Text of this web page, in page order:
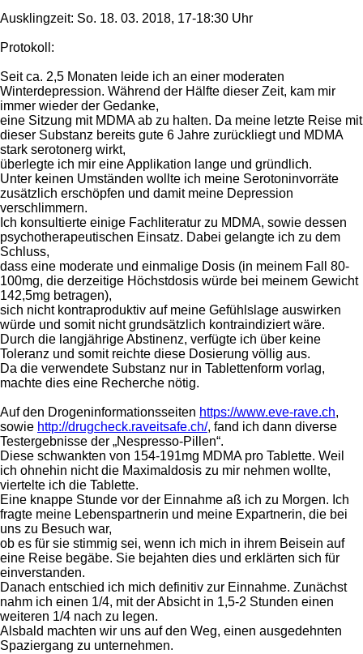
Ausklingzeit: So. 18. 03. 2018, 17-18:30 Uhr
Protokoll:
Seit ca. 2,5 Monaten leide ich an einer moderaten
Winterdepression. Während der Hälfte dieser Zeit, kam mir
immer wieder der Gedanke,
eine Sitzung mit MDMA ab zu halten. Da meine letzte Reise mit
dieser Substanz bereits gute 6 Jahre zurückliegt und MDMA
stark serotonerg wirkt,
überlegte ich mir eine Applikation lange und gründlich.
Unter keinen Umständen wollte ich meine Serotoninvorräte
zusätzlich erschöpfen und damit meine Depression
verschlimmern.
Ich konsultierte einige Fachliteratur zu MDMA, sowie dessen
psychotherapeutischen Einsatz. Dabei gelangte ich zu dem
Schluss,
dass eine moderate und einmalige Dosis (in meinem Fall 80-
100mg, die derzeitige Höchstdosis würde bei meinem Gewicht
142,5mg betragen),
sich nicht kontraproduktiv auf meine Gefühlslage auswirken
würde und somit nicht grundsätzlich kontraindiziert wäre.
Durch die langjährige Abstinenz, verfügte ich über keine
Toleranz und somit reichte diese Dosierung völlig aus.
Da die verwendete Substanz nur in Tablettenform vorlag,
machte dies eine Recherche nötig.
Auf den Drogeninformationsseiten https://www.eve-rave.ch,
sowie http://drugcheck.raveitsafe.ch/, fand ich dann diverse
Testergebnisse der „Nespresso-Pillen“.
Diese schwankten von 154-191mg MDMA pro Tablette. Weil
ich ohnehin nicht die Maximaldosis zu mir nehmen wollte,
viertelte ich die Tablette.
Eine knappe Stunde vor der Einnahme aß ich zu Morgen. Ich
fragte meine Lebenspartnerin und meine Expartnerin, die bei
uns zu Besuch war,
ob es für sie stimmig sei, wenn ich mich in ihrem Beisein auf
eine Reise begäbe. Sie bejahten dies und erklärten sich für
einverstanden.
Danach entschied ich mich definitiv zur Einnahme. Zunächst
nahm ich einen 1/4, mit der Absicht in 1,5-2 Stunden einen
weiteren 1/4 nach zu legen.
Alsbald machten wir uns auf den Weg, einen ausgedehnten
Spaziergang zu unternehmen.